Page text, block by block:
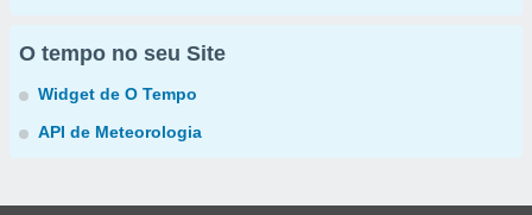
O tempo no seu Site
Widget de O Tempo
API de Meteorologia